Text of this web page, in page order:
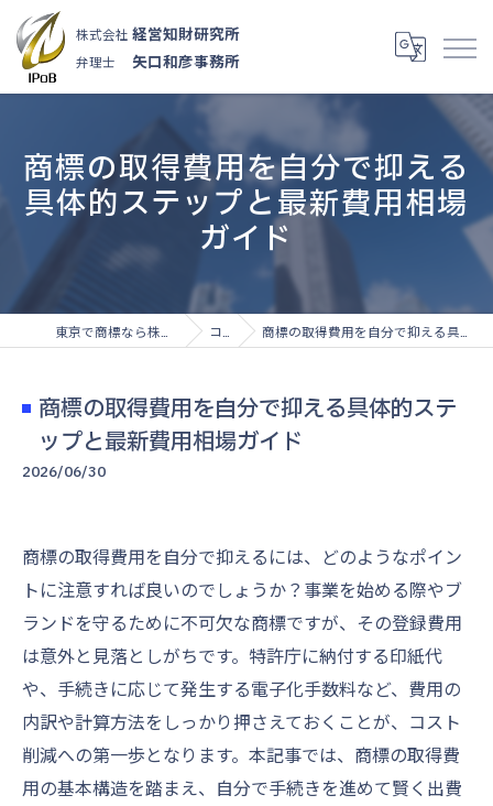
株式会社 経営知財研究所
弁理士 矢口和彦事務所
商標の取得費用を自分で抑える
具体的ステップと最新費用相場
ガイド
コラム 商標の取得費用を自分で抑える具体的ステップと最新費用相場ガイド
商標の取得費用を自分で抑える具体的ステ
ップと最新費用相場ガイド
2026/06/30
商標の取得費用を自分で抑えるには、どのようなポイン
トに注意すれば良いのでしょうか？事業を始める際やブ
ランドを守るために不可欠な商標ですが、その登録費用
は意外と見落としがちです。特許庁に納付する印紙代
や、手続きに応じて発生する電子化手数料など、費用の
内訳や計算方法をしっかり押さえておくことが、コスト
削減への第一歩となります。本記事では、商標の取得費
用の基本構造を踏まえ、自分で手続きを進めて賢く出費